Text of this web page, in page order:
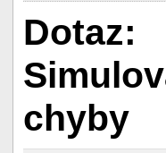
Dotaz:
chyby